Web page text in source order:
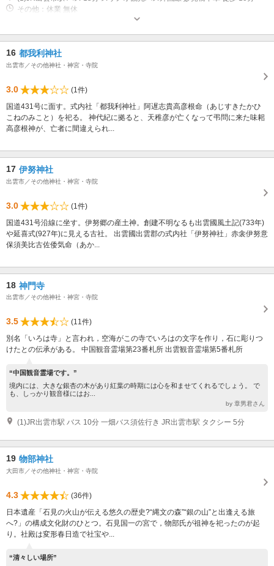
その他：休業 無休
16 都我利神社
出雲市／その他神社・神宮・寺院
3.0
(1件)
国道431号に面す。式内社「都我利神社」阿遅志貴高彦根命（あじすきたかひ
こねのみこと）を祀る。 神代紀に拠ると、天稚彦が亡くなって弔問に来た味耜
高彦根神が、亡者に間違えられ...
17 伊努神社
出雲市／その他神社・神宮・寺院
3.0
(1件)
国道431号沿線に坐す。伊努郷の産土神。創建不明なるも出雲國風土記(733年)
や延喜式(927年)に見える古社。 出雲國出雲郡の式内社「伊努神社」赤衾伊努意
保須美比古佐倭気命（あか...
18 神門寺
出雲市／その他神社・神宮・寺院
3.5
(11件)
別名「いろは寺」と言われ，空海がこの寺でいろはの文字を作り，石に彫りつ
けたとの伝承がある。 中国観音霊場第23番札所 出雲観音霊場第5番札所
“中国観音霊場です。”
境内には、大きな銀杏の木があり紅葉の時期には心を和ませてくれるでしょう。 で
も、しっかり観音様にはお...
by 章男君さん
(1)JR出雲市駅 バス 10分 一畑バス須佐行き JR出雲市駅 タクシー 5分
19 物部神社
大田市／その他神社・神宮・寺院
4.3
(36件)
日本遺産「石見の火山が伝える悠久の歴史?“縄文の森”“銀の山”と出逢える旅
へ?」の構成文化財のひとつ。石見国一の宮で，物部氏が祖神を祀ったのが起
り。社殿は変形春日造で社宝や...
“清々しい場所”